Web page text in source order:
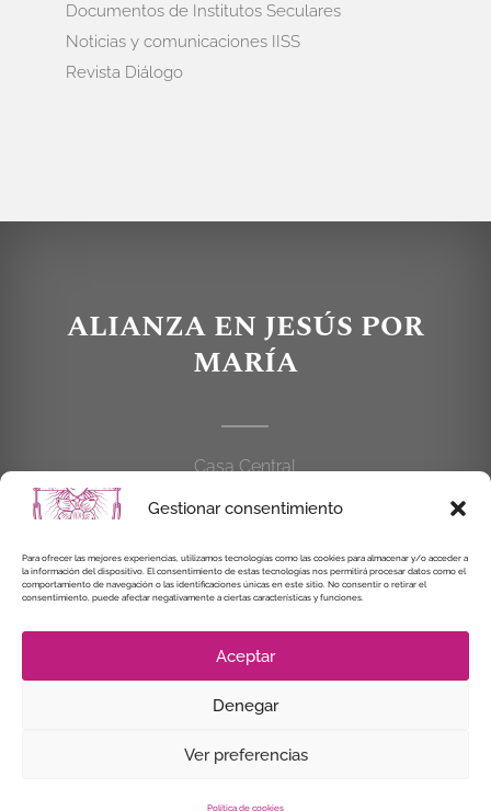
Gestionar consentimiento
Para ofrecer las mejores experiencias, utilizamos tecnologías como las cookies para almacenar y/o acceder a
la información del dispositivo. El consentimiento de estas tecnologías nos permitirá procesar datos como el
comportamiento de navegación o las identificaciones únicas en este sitio. No consentir o retirar el
consentimiento, puede afectar negativamente a ciertas características y funciones.
Aceptar
Denegar
Ver preferencias
Política de cookies
Documentos de Institutos Seculares
Noticias y comunicaciones IISS
Revista Diálogo
ALIANZA EN JESÚS POR
MARÍA
Casa Central
914 462 114
alianzaenjesuspormaria@gmail.com